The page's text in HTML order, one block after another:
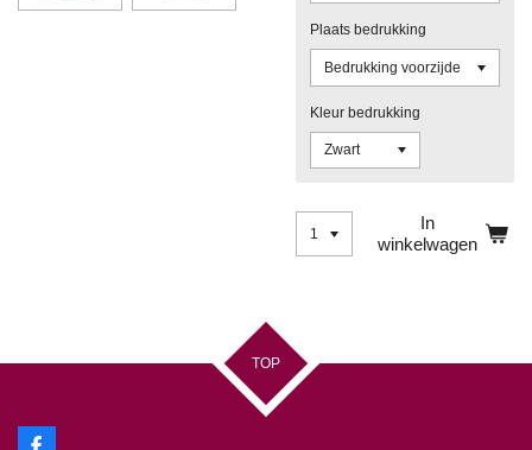
Plaats bedrukking
Kleur bedrukking
In
winkelwagen
TOP